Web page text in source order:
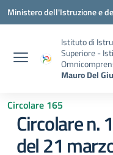
Vai ai contenuti
Vai al menu di navigazione
Vai al footer
Ministero dell'Istruzione e
Istituto di
Superiore -
Mauro Del
Circolare 165
Circolare n.
del 21